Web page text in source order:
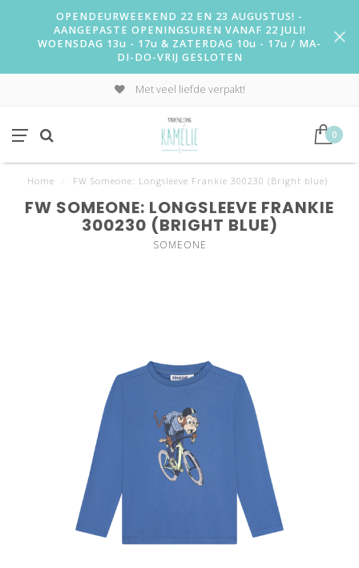
OPENDEURWEEKEND 22 EN 23 AUGUSTUS! -
AANGEPASTE OPENINGSUREN VANAF 22 JULI!
WOENSDAG 13u - 17u & ZATERDAG 10u - 17u / MA-
DI-DO-VRIJ GESLOTEN
Met veel liefde verpakt!
0
Home FW Someone: Longsleeve Frankie 300230 (Bright blue)
FW SOMEONE: LONGSLEEVE FRANKIE
300230 (BRIGHT BLUE)
SOMEONE